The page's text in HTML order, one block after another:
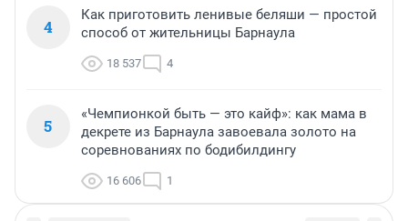
4
Как приготовить ленивые беляши — простой
способ от жительницы Барнаула
18 537 4
5
«Чемпионкой быть — это кайф»: как мама в
декрете из Барнаула завоевала золото на
соревнованиях по бодибилдингу
16 606 1